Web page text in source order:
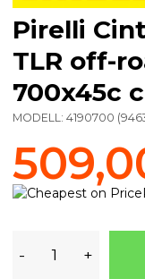
Pirelli
TLR off-
700x45c
MODELL: 4190700 (
- +